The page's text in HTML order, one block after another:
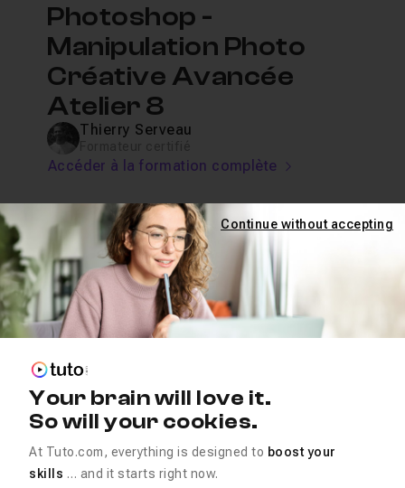
Photoshop -
Manipulation Photo
Créative Avancée
Atelier 8
Thierry Serveau
Accéder à la formation complète